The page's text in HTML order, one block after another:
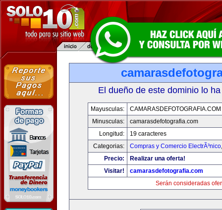
El dueño de este dominio lo
Mayusculas:
CAMARASDEFOTOGRAFIA.COM
Minusculas:
camarasdefotografia.com
Longitud:
19 caracteres
Categorias:
Compras y Comercio ElectrÃ³nico
Precio:
Realizar una oferta!
Visitar!
camarasdefotografia.com
Serán consideradas